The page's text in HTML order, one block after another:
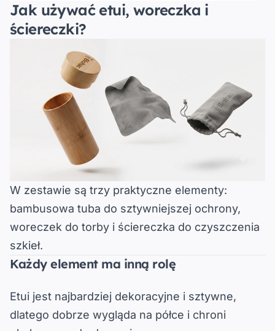
Jak używać etui, woreczka i
ściereczki?
W zestawie są trzy praktyczne elementy:
bambusowa tuba do sztywniejszej ochrony,
woreczek do torby i ściereczka do czyszczenia
szkieł.
Każdy element ma inną rolę
Etui jest najbardziej dekoracyjne i sztywne,
dlatego dobrze wygląda na półce i chroni